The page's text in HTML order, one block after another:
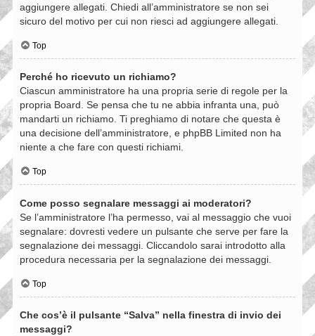
aggiungere allegati. Chiedi all’amministratore se non sei
sicuro del motivo per cui non riesci ad aggiungere allegati.
Top
Perché ho ricevuto un richiamo?
Ciascun amministratore ha una propria serie di regole per la
propria Board. Se pensa che tu ne abbia infranta una, può
mandarti un richiamo. Ti preghiamo di notare che questa è
una decisione dell’amministratore, e phpBB Limited non ha
niente a che fare con questi richiami.
Top
Come posso segnalare messaggi ai moderatori?
Se l’amministratore l’ha permesso, vai al messaggio che vuoi
segnalare: dovresti vedere un pulsante che serve per fare la
segnalazione dei messaggi. Cliccandolo sarai introdotto alla
procedura necessaria per la segnalazione dei messaggi.
Top
Che cos’è il pulsante “Salva” nella finestra di invio dei
messaggi?